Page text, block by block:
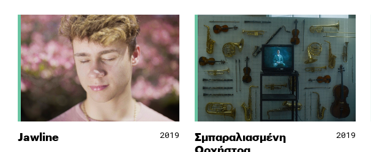
Jawline 2019
Σμπαραλιασμένη
2019